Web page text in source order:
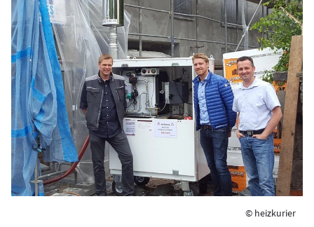
© heizkurier